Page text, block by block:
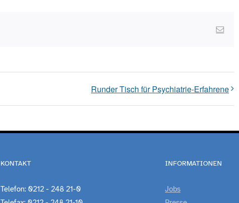
Email
Runder Tisch für Psychiatrie-Erfahrene
KONTAKT
Telefon: 0212 - 248 21-0
INFORMATIONEN
Jobs